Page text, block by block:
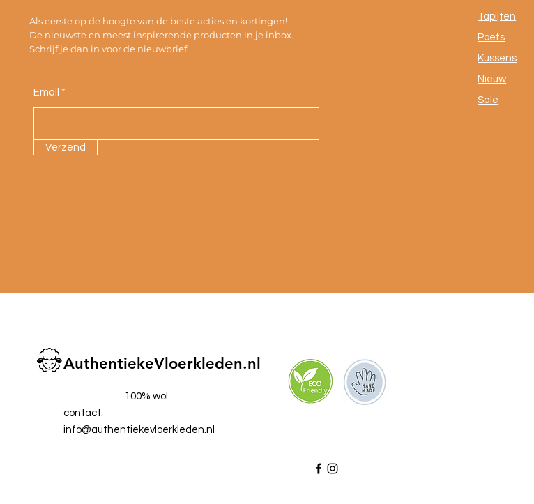
Als eerste op de hoogte van de beste acties en kortingen!
De nieuwste en meest inspirerende producten in je inbox.
Schrijf je dan in voor de nieuwbrief.
Email
Verzend
Tapijten
Poefs
Kussens
Nieuw
Sale
AuthentiekeVloerkleden.nl
100% wol
contact:
info@authentiekevloerkleden.nl